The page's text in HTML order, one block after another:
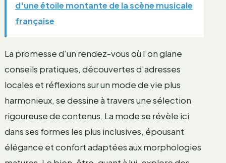
d'une étoile montante de la scène musicale
française
La promesse d’un rendez-vous où l’on glane
conseils pratiques, découvertes d’adresses
locales et réflexions sur un mode de vie plus
harmonieux, se dessine à travers une sélection
rigoureuse de contenus. La mode se révèle ici
dans ses formes les plus inclusives, épousant
élégance et confort adaptées aux morphologies